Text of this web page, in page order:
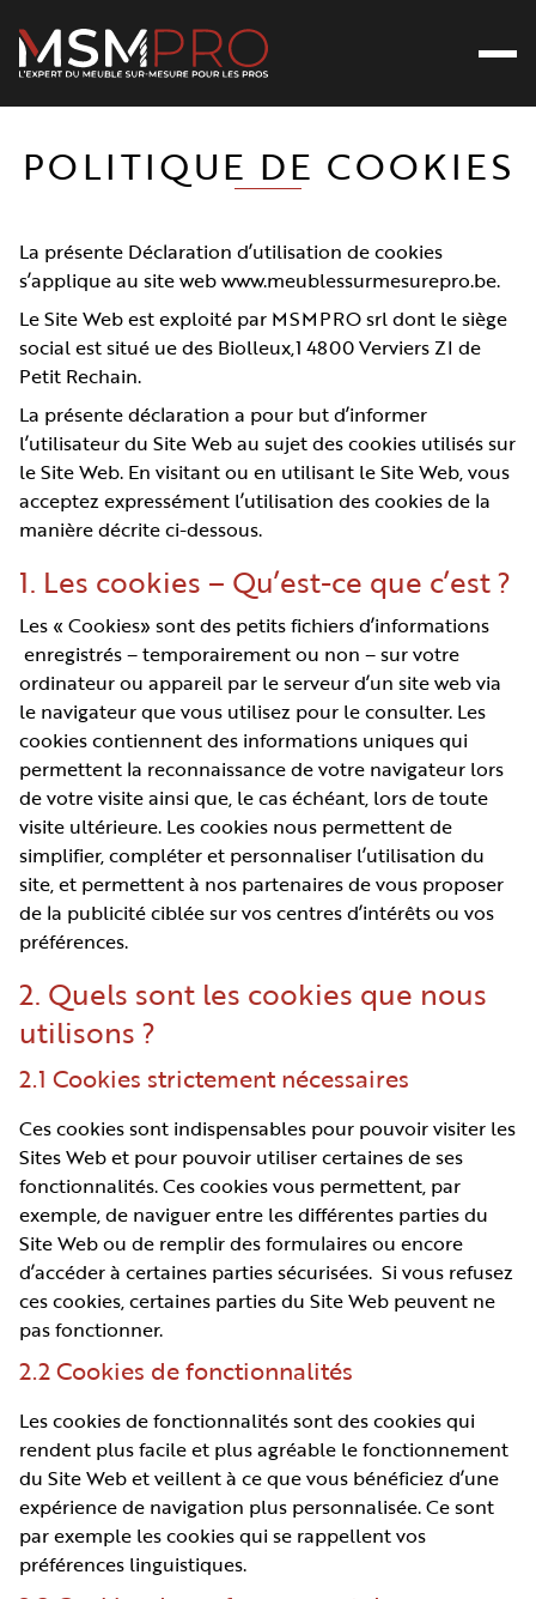
POLITIQUE DE COOKIES
La présente Déclaration d’utilisation de cookies
s’applique au site web www.meublessurmesurepro.be.
Le Site Web est exploité par MSMPRO srl dont le siège
social est situé ue des Biolleux,1 4800 Verviers ZI de
Petit Rechain.
La présente déclaration a pour but d’informer
l’utilisateur du Site Web au sujet des cookies utilisés sur
le Site Web. En visitant ou en utilisant le Site Web, vous
acceptez expressément l’utilisation des cookies de la
manière décrite ci-dessous.
1. Les cookies – Qu’est-ce que c’est ?
Les « Cookies» sont des petits fichiers d’informations
enregistrés – temporairement ou non – sur votre
ordinateur ou appareil par le serveur d’un site web via
le navigateur que vous utilisez pour le consulter. Les
cookies contiennent des informations uniques qui
permettent la reconnaissance de votre navigateur lors
de votre visite ainsi que, le cas échéant, lors de toute
visite ultérieure. Les cookies nous permettent de
simplifier, compléter et personnaliser l’utilisation du
site, et permettent à nos partenaires de vous proposer
de la publicité ciblée sur vos centres d’intérêts ou vos
préférences.
2. Quels sont les cookies que nous
utilisons ?
2.1 Cookies strictement nécessaires
Ces cookies sont indispensables pour pouvoir visiter les
Sites Web et pour pouvoir utiliser certaines de ses
fonctionnalités. Ces cookies vous permettent, par
exemple, de naviguer entre les différentes parties du
Site Web ou de remplir des formulaires ou encore
d’accéder à certaines parties sécurisées. Si vous refusez
ces cookies, certaines parties du Site Web peuvent ne
pas fonctionner.
2.2 Cookies de fonctionnalités
Les cookies de fonctionnalités sont des cookies qui
rendent plus facile et plus agréable le fonctionnement
du Site Web et veillent à ce que vous bénéficiez d’une
expérience de navigation plus personnalisée. Ce sont
par exemple les cookies qui se rappellent vos
préférences linguistiques.